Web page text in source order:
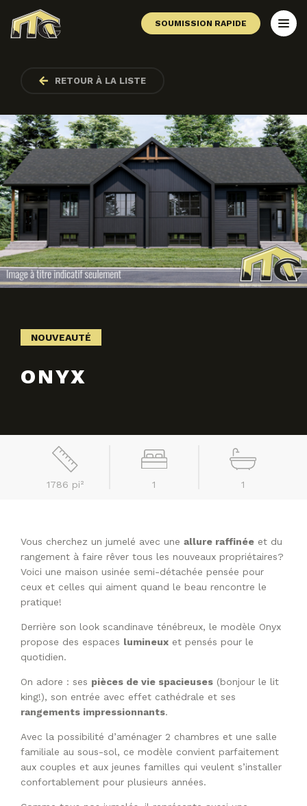
SOUMISSION RAPIDE
RETOUR À LA LISTE
NOUVEAUTÉ
ONYX
1786 pi² 1 1
Vous cherchez un jumelé avec une allure raffinée et du
rangement à faire rêver tous les nouveaux propriétaires?
Voici une maison usinée semi-détachée pensée pour
ceux et celles qui aiment quand le beau rencontre le
pratique!
Derrière son look scandinave ténébreux, le modèle Onyx
propose des espaces lumineux et pensés pour le
quotidien.
On adore : ses pièces de vie spacieuses (bonjour le lit
king!), son entrée avec effet cathédrale et ses
rangements impressionnants.
Avec la possibilité d’aménager 2 chambres et une salle
familiale au sous-sol, ce modèle convient parfaitement
aux couples et aux jeunes familles qui veulent s’installer
confortablement pour plusieurs années.